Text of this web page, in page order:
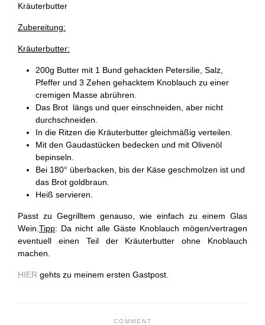
Kräuterbutter
Zubereitung:
Kräuterbutter:
200g Butter mit 1 Bund gehackten Petersilie, Salz,
Pfeffer und 3 Zehen gehacktem Knoblauch zu einer
cremigen Masse abrühren.
Das Brot längs und quer einschneiden, aber nicht
durchschneiden.
In die Ritzen die Kräuterbutter gleichmäßig verteilen.
Mit den Gaudastücken bedecken und mit Olivenöl
bepinseln.
Bei 180° überbacken, bis der Käse geschmolzen ist und
das Brot goldbraun.
Heiß servieren.
Passt zu Gegrilltem genauso, wie einfach zu einem Glas
Wein. Tipp: Da nicht alle Gäste Knoblauch mögen/vertragen
eventuell einen Teil der Kräuterbutter ohne Knoblauch
machen.
HIER gehts zu meinem ersten Gastpost.
COMMENT